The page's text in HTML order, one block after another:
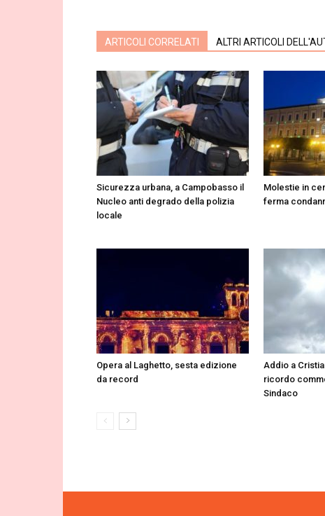
ARTICOLI CORRELATI ALTRI ARTICOLI
Sicurezza urbana, a Campobasso il
Nucleo anti degrado della polizia
locale
Molestie in
ferma
Opera al Laghetto, sesta edizione
da record
Addio a
ricordo
Sindaco